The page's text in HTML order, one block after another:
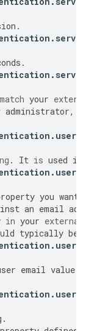
.
. server
.
. server
match your
administrator,
. user
. It is used
. user
you want
an email
in your external
typically be
. user
email value
. user
.